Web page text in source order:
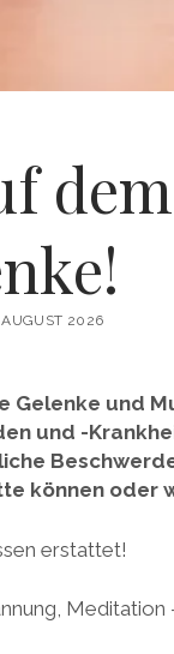
AUGUST 2026
und
und -
können oder
erstattet!
Meditation